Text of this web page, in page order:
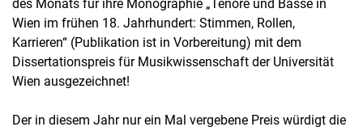
Aktuelles
Termine
des Monats für ihre Monographie „Tenöre und Bässe in
Wien im frühen 18. Jahrhundert: Stimmen, Rollen,
Karrieren“ (Publikation ist in Vorbereitung) mit dem
Dissertationspreis für Musikwissenschaft der Universität
Wien ausgezeichnet!
Der in diesem Jahr nur ein Mal vergebene Preis würdigt die